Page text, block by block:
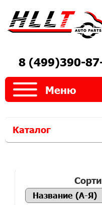
8 (499)390-
Меню
Каталог